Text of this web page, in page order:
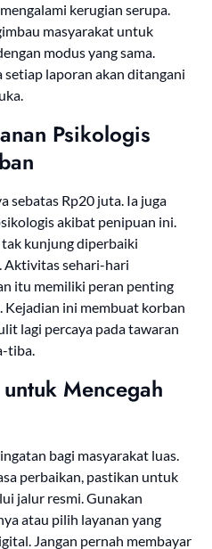
kerugian serupa.
masyarakat untuk
modus yang sama.
setiap laporan akan ditangani
Psikologis
sebatas Rp20 juta. Ia juga
akibat penipuan ini.
kunjung diperbaiki
Aktivitas sehari-hari
itu memiliki peran penting
ini membuat korban
lagi percaya pada tawaran
tiba.
Mencegah
bagi masyarakat luas.
perbaikan, pastikan untuk
jalur resmi. Gunakan
atau pilih layanan yang
Jangan pernah membayar